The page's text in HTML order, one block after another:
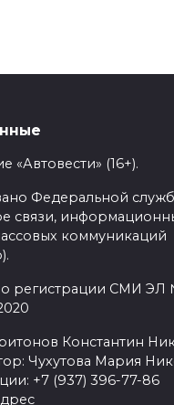
«Автовести» (16+).
Федеральной
связи,
коммуникаций
о регистрации СМИ
Константин
Чухутова Мария
+7 (937) 396-77-86